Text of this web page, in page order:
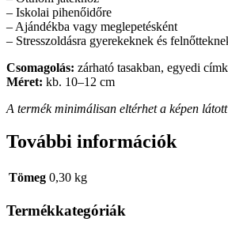
– Iskolai pihenőidőre
– Ajándékba vagy meglepetésként
– Stresszoldásra gyerekeknek és
Csomagolás: zárható tasakban, egyedi
Méret: kb. 10–12 cm
A termék minimálisan eltérhet a képen
További információk
Tömeg 0,30 kg
Termékkategóriák